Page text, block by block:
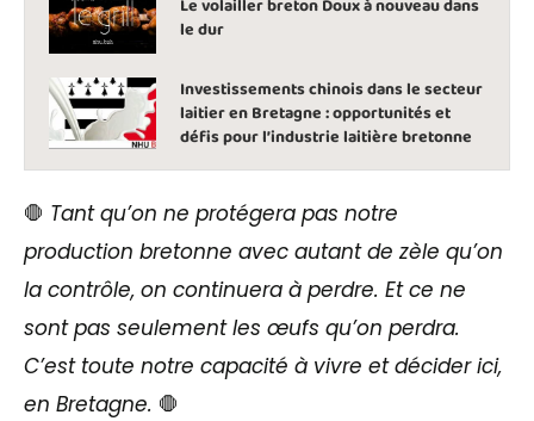
Le volailler breton Doux à nouveau dans
le dur
Investissements chinois dans le secteur
laitier en Bretagne : opportunités et
défis pour l’industrie laitière bretonne
🛑 Tant qu’on ne protégera pas notre
production bretonne avec autant de zèle qu’on
la contrôle, on continuera à perdre. Et ce ne
sont pas seulement les œufs qu’on perdra.
C’est toute notre capacité à vivre et décider ici,
en Bretagne. 🛑